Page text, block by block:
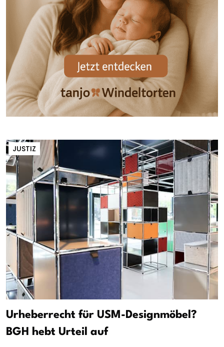
JUSTIZ
Urheberrecht für USM-Designmöbel?
BGH hebt Urteil auf